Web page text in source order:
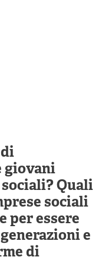
giovani
Quali
sociali
per essere
e
di